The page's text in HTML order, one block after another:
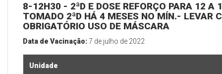
8-12H30 - 2ªD E DOSE REFORÇO PARA 12 A
TOMADO 2ªD HÁ 4 MESES NO MÍN.- LEVAR
OBRIGATÓRIO USO DE MÁSCARA
Data de Vacinação:7 de julho de 2022
Unidade